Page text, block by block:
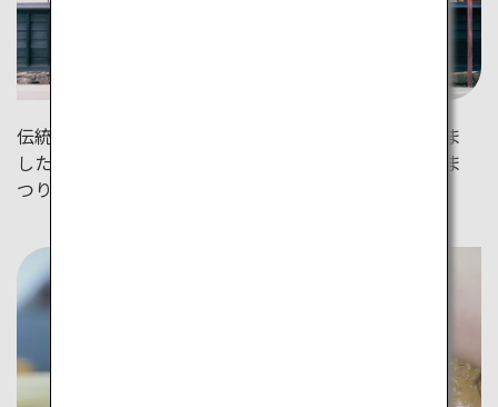
伝統工芸の文化は、季節を尊重しながら継承されてきま
した。武家屋敷としだれ桜の対比が美しい、角館の桜ま
つりで春を満喫しましょう。